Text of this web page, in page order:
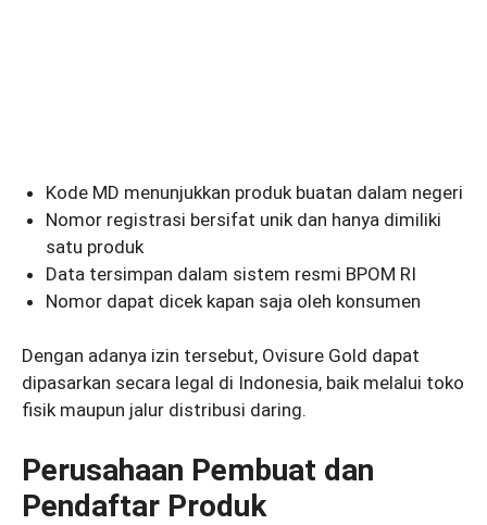
Kode MD menunjukkan produk buatan dalam negeri
Nomor registrasi bersifat unik dan hanya dimiliki
satu produk
Data tersimpan dalam sistem resmi BPOM RI
Nomor dapat dicek kapan saja oleh konsumen
Dengan adanya izin tersebut, Ovisure Gold dapat
dipasarkan secara legal di Indonesia, baik melalui toko
fisik maupun jalur distribusi daring.
Perusahaan Pembuat dan
Pendaftar Produk